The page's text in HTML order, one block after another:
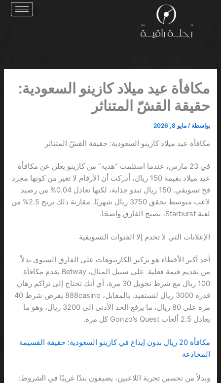
مكافأة عيد ميلاد كازينو السعودية:
حقيقة القشّ المتناثر
بواسطة /مايو 8, 2026
مكافأة عيد ميلاد كازينو السعودية: حقيقة القشّ المتناثر
في 23 مارس، عندما استلمت “هدية” من كازينو يعلن عن مكافأة
عيد ميلاد بقيمة 150 ريال، أدركت أن الأرقام لا تغير من كونها مجرد
فخ تسويقي. 150 ريال تبدو جذابة، لكنها تعادل 0.04% من رصيد
لاعب متوسط يحقق 3750 ريال شهريًا. مقارنة ذلك بربح 2.5% من
لعبة Starburst، يصبح الفارق واضحًا.
الإعلانات التي لا تخدم إلا القنوات التسويقية
أحد أكبر الأخطاء هو تركيز الكازينوهات على الفارق السنوي بدلاً
من تقديم قيمة فعلية. على سبيل المثال، Betway يقدم مكافأة
100 ريال مع شرط تحويل 30 مرة، أي أنك تحتاج إلى تراكم رهان
قدره 3000 ريال لتستفيد. بالمقابل، 888casino يفرض شرط 40
مرة على 80 ريال، ما يرفع الحد الأدنى إلى 3200 ريال، وهو ما
يعادل 2.5 ألعاب Gonzo’s Quest كل مرة.
مكافأة 20 ريال بدون إيداع في كازينو السعودية: حقيقة القسيمة
المخادعة
وبدلاً من تحسين تجربة اللاعبين، يضيفون بندًا غريبًا في الشروط: